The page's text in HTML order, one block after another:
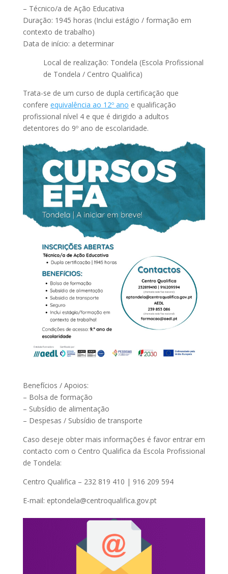
– Técnico/a de Ação Educativa
Duração: 1945 horas (Inclui estágio / formação em
contexto de trabalho)
Data de início: a determinar
Local de realização: Tondela (Escola Profissional
de Tondela / Centro Qualifica)
Trata-se de um curso de dupla certificação que
confere equivalência ao 12º ano e qualificação
profissional nível 4 e que é dirigido a adultos
detentores do 9º ano de escolaridade.
Benefícios / Apoios:
– Bolsa de formação
– Subsídio de alimentação
– Despesas / Subsídio de transporte
Caso deseje obter mais informações é favor entrar em
contacto com o Centro Qualifica da Escola Profissional
de Tondela:
Centro Qualifica – 232 819 410 | 916 209 594
E-mail: eptondela@centroqualifica.gov.pt